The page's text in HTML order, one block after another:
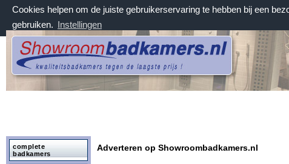
Cookies helpen om de juiste gebruikerservaring te hebben bij een
gebruiken. Instellingen
donderdag 6 augustus 2026, 18:52 uur
Welkom bij Showroombadkamers.nl
complete
badkamers
Adverteren op Showroombadkamers.nl